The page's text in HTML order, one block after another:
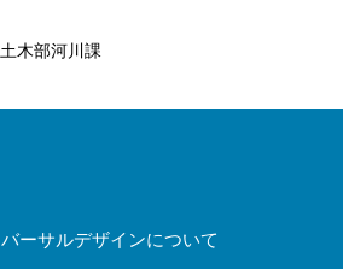
木部河川課
ーサルデザインについて